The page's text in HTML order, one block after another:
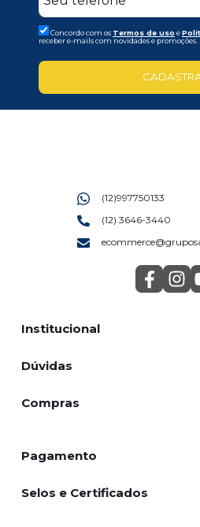
Concordo com os Termos de uso e
receber e-mails com novidades e promoções.
Institucional
Dúvidas
Compras
(12)997750133
(12) 3646-3440
Pagamento
Selos e Certificados